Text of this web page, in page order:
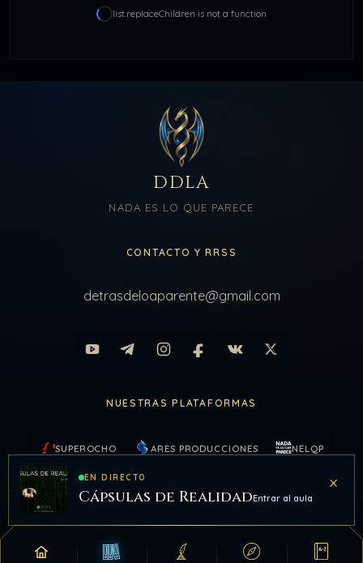
list.replaceChildren is not a function
DDLA
NADA ES LO QUE PARECE
CONTACTO Y RRSS
detrasdeloaparente@gmail.com
NUESTRAS PLATAFORMAS
SUPEROCHO ARES PRODUCCIONES NELQP
EN DIRECTO
Cápsulas de RealidadEntrar al aula
×